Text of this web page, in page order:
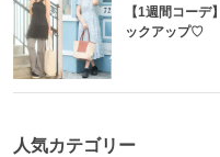
【1週間コー
ックアップ♡
人気カテゴリー